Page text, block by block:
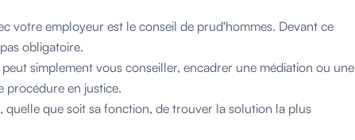
votre employeur est le conseil de prud'hommes. Devant ce
obligatoire.
simplement vous conseiller, encadrer une médiation ou une
procédure en justice.
quelle que soit sa fonction, de trouver la solution la plus